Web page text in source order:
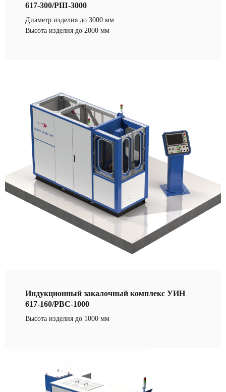
617-300/РШ-3000
Диаметр изделия до 3000 мм
Высота изделия до 2000 мм
Индукционный закалочный комплекс УИН
617-160/РВС-1000
Высота изделия до 1000 мм